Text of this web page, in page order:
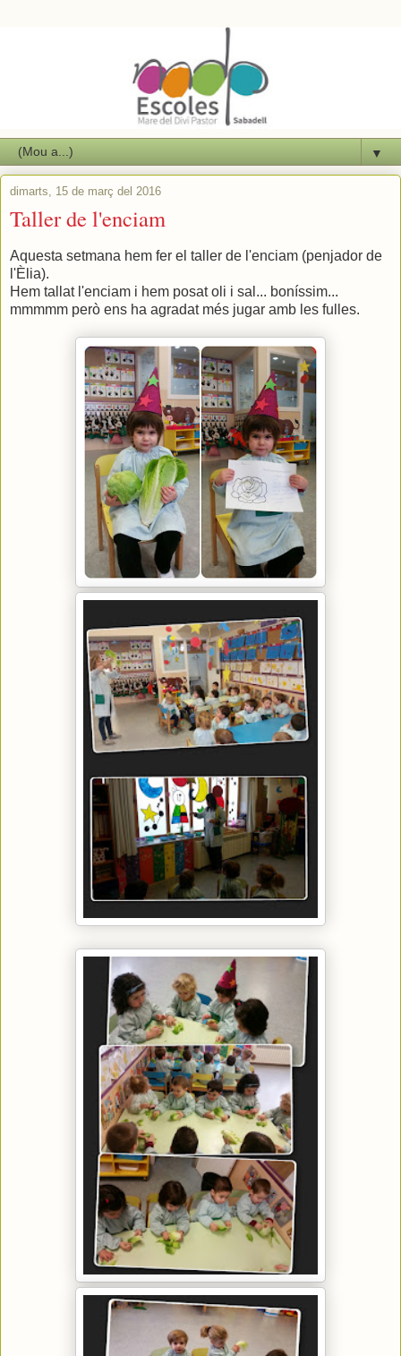
▼
dimarts, 15 de març del 2016
Taller de l'enciam
Aquesta setmana hem fer el taller de l'enciam (penjador de
l'Èlia).
Hem tallat l'enciam i hem posat oli i sal... boníssim...
mmmmm però ens ha agradat més jugar amb les fulles.